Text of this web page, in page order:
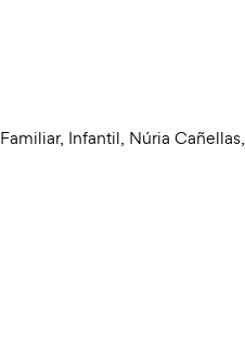
Familiar, Infantil, Núria Cañellas,